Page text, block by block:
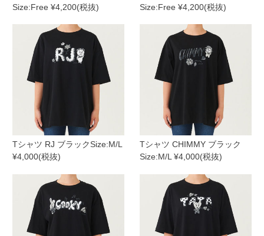
Size:Free ¥4,200(税抜)
Size:Free ¥4,200(税抜)
Tシャツ RJ ブラックSize:M/L
¥4,000(税抜)
Tシャツ CHIMMY ブラック
Size:M/L ¥4,000(税抜)